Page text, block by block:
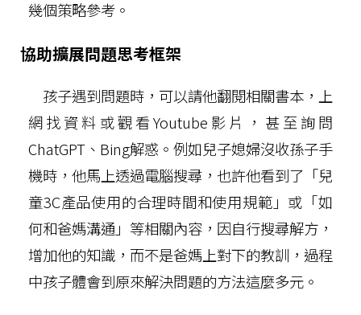
幾個策略參考。
協助擴展問題思考框架
孩子遇到問題時，可以請他翻閱相關書本，上
網找資料或觀看Youtube影片，甚至詢問
ChatGPT、Bing解惑。例如兒子媳婦沒收孫子手
機時，他馬上透過電腦搜尋，也許他看到了「兒
童3C產品使用的合理時間和使用規範」或「如
何和爸媽溝通」等相關內容，因自行搜尋解方，
增加他的知識，而不是爸媽上對下的教訓，過程
中孩子體會到原來解決問題的方法這麼多元。